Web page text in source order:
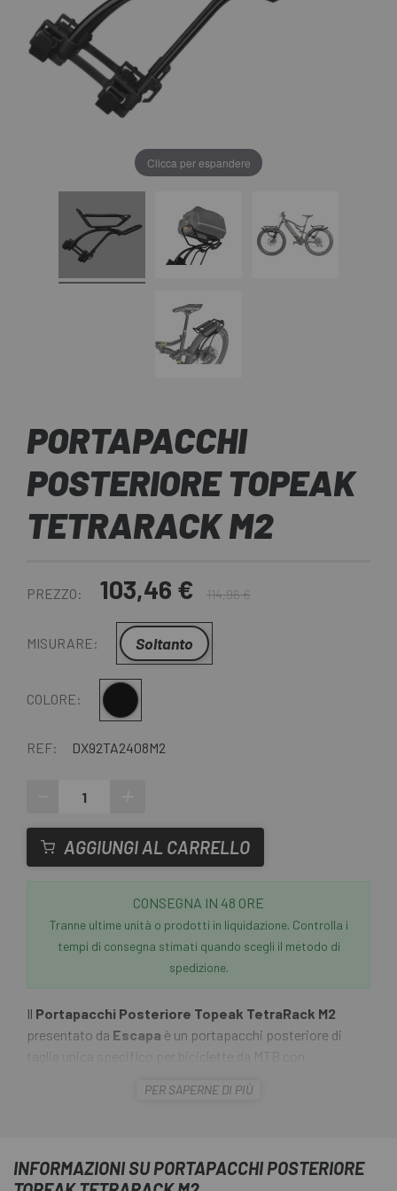
Clicca per espandere
PORTAPACCHI
POSTERIORE TOPEAK
TETRARACK M2
PREZZO: 103,46 € 114,96 €
MISURARE: Soltanto
COLORE: Nero
REF: DX92TA2408M2
AGGIUNGI AL CARRELLO
CONSEGNA IN 48 ORE
Tranne ultime unità o prodotti in liquidazione. Controlla i
tempi di consegna stimati quando scegli il metodo di
spedizione.
Il Portapacchi Posteriore Topeak TetraRack M2
presentato da Escapa è un portapacchi posteriore di
taglia unica specifico per biciclette da MTB con
per portapacchi. Dispone di un sistema innovativo che
consente alle borse Topeak TrunkBag di scorrere e
bloccarsi al loro posto. Per rimuovere la borsa basta
PER SAPERNE DI PIÙ
INFORMAZIONI SU PORTAPACCHI POSTERIORE